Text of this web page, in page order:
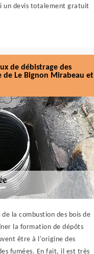
un devis totalement gratuit
de débistrage des
de Le Bignon Mirabeau et
la combustion des bois de
la formation de dépôts
être à l'origine des
fumées. En fait, il est très